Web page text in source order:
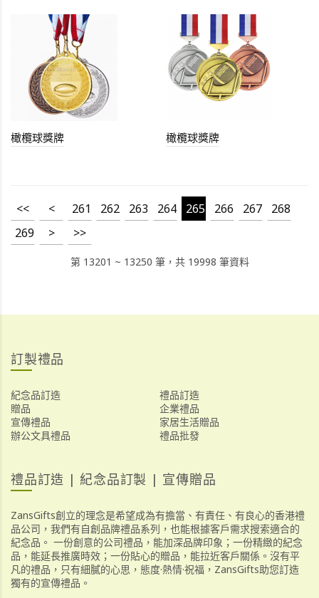
橄欖球獎牌 橄欖球獎牌
<< < 261 262 263 264 265 266 267
268
269
> >>
第 13201 ~ 13250 筆，共 19998 筆資料
訂製禮品
紀念品訂造
禮品訂造
贈品
企業禮品
宣傳禮品
家居生活贈品
辦公文具禮品
禮品批發
禮品訂造 | 紀念品訂製 | 宣傳贈品
ZansGifts創立的理念是希望成為有擔當、有責任、有良心的香港禮
品公司，我們有自創品牌禮品系列，也能根據客戶需求搜索適合的
紀念品。 一份創意的公司禮品，能加深品牌印象；一份精緻的紀念
品，能延長推廣時效；一份貼心的贈品，能拉近客戶關係。沒有平
凡的禮品，只有細膩的心思，態度·熱情·祝福，ZansGifts助您訂造
獨有的宣傳禮品。